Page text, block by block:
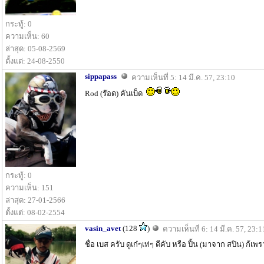
กระทู้: 0
ความเห็น: 60
ล่าสุด: 05-08-2569
ตั้งแต่: 24-08-2550
กระทู้: 0
ความเห็น: 151
ล่าสุด: 27-01-2566
ตั้งแต่: 08-02-2554
sippapass
ความเห็นที่ 5: 14 มี.ค. 57, 23:10
Rod (ร๊อด) คันเบ็ด
vasin_avet (128 )
ความเห็นที่ 6: 14 มี.ค. 57,
ชื่อ เบส ครับ ดูเก๋ๆเท่ๆ ดีคับ หรือ ปิ้น (มาจาก สปิน) ก้เพ